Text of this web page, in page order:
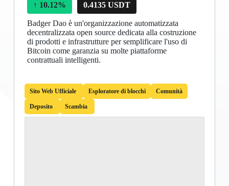
↑ 10.12% 0.4135 USDT
Badger Dao è un'organizzazione automatizzata
decentralizzata open source dedicata alla costruzione
di prodotti e infrastrutture per semplificare l'uso di
Bitcoin come garanzia su molte piattaforme
contrattuali intelligenti.
Sito Web Ufficiale Esploratore di blocchi Comunità
Deposito Scambia